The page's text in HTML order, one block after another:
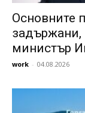
Основните
задържани,
министър
work - 04.08.2026